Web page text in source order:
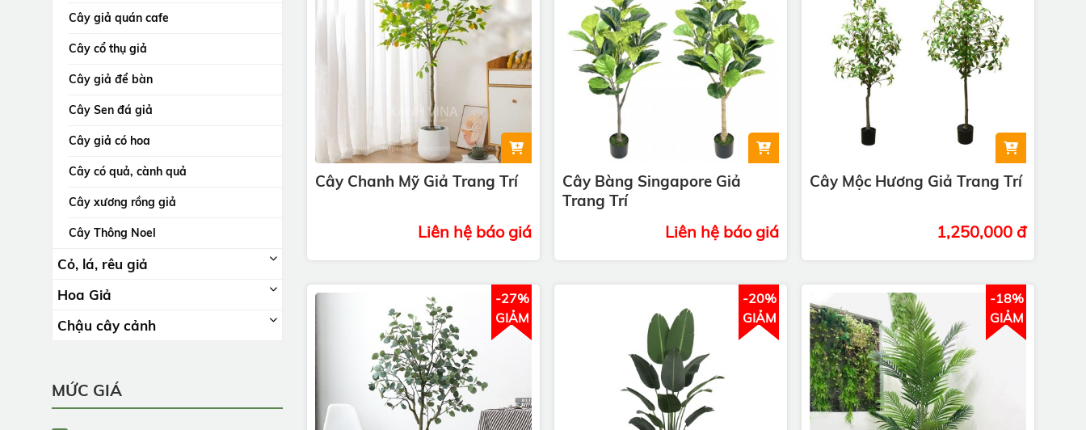
Cây giả quán cafe
Cây cổ thụ giả
Cây giả để bàn
Cây Sen đá giả
Cây giả có hoa
Cây có quả, cành quả
Cây xương rồng giả
Cây Thông Noel
Cỏ, lá, rêu giả
Hoa Giả
Chậu cây cảnh
MỨC GIÁ
Cây Chanh Mỹ Giả Trang Trí
Liên hệ báo giá
Cây Bàng Singapore Giả
Trang Trí
Liên hệ báo giá
Cây Mộc Hương Giả Trang Trí
1,250,000 đ
-27%
GIẢM
-20%
GIẢM
-18%
GIẢM